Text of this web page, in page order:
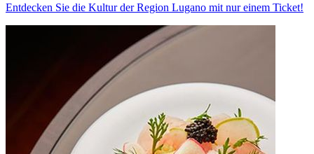
Entdecken Sie die Kultur der Region Lugano mit nur einem Ticket!